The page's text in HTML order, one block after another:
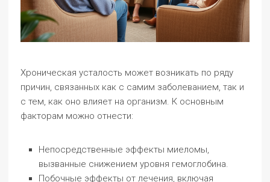
Хроническая усталость может возникать по ряду
причин, связанных как с самим заболеванием, так и
с тем, как оно влияет на организм. К основным
факторам можно отнести:
Непосредственные эффекты миеломы,
вызванные снижением уровня гемоглобина.
Побочные эффекты от лечения, включая